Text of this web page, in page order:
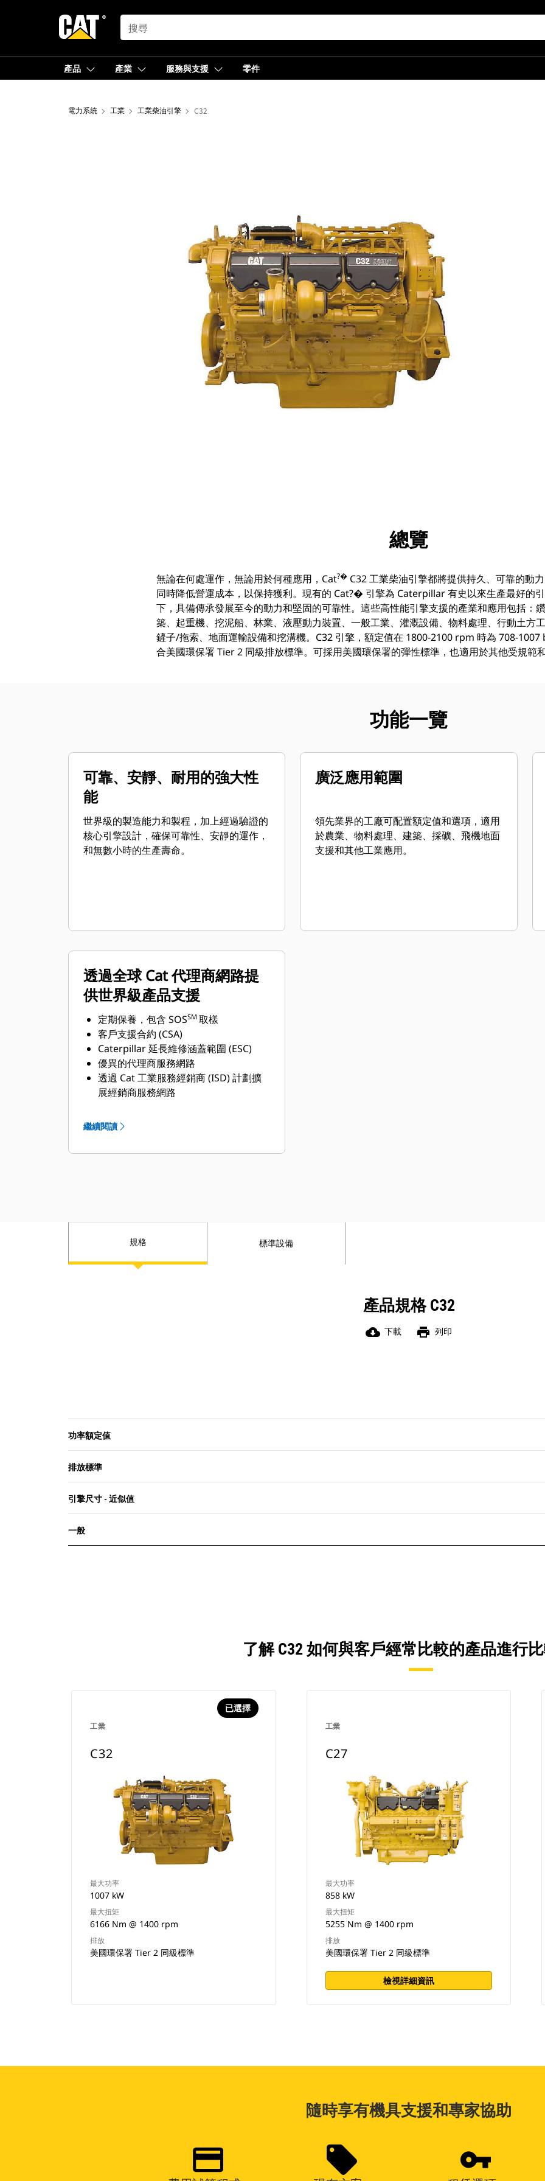
SEARCH
產品 產業 服務與支援 零件
電力系統 工業 工業柴油引擎 C32
導覽總覽
無論在何處運作，無論用於何種應用，Cat?� C32 工業柴油引擎都將提供持久、可靠的動
同時降低營運成本，以保持獲利。現有的 Cat?� 引擎為 Caterpillar 有史以來生產最好的
下，具備傳承發展至今的動力和堅固的可靠性。這些高性能引擎支援的產業和應用包括：
築、起重機、挖泥船、林業、液壓動力裝置、一般工業、灌溉設備、物料處理、行動土方
鏟子/拖索、地面運輸設備和挖溝機。C32 引擎，額定值在 1800-2100 rpm 時為 708-
合美國環保署 Tier 2 同級排放標準。可採用美國環保署的彈性標準，也適用於其他受規範
功能一覽
可靠、安靜、耐用的強大性
能
世界級的製造能力和製程，加上經過驗證的
核心引擎設計，確保可靠性、安靜的運作，
和無數小時的生產壽命。
廣泛應用範圍
領先業界的工廠可配置額定值和選項，適用
於農業、物料處理、建築、採礦、飛機地面
支援和其他工業應用。
透過全球 Cat 代理商網路提
供世界級產品支援
定期保養，包含 SOSSM 取樣
客戶支援合約 (CSA)
Caterpillar 延長維修涵蓋範圍 (ESC)
優異的代理商服務網路
透過 Cat 工業服務經銷商 (ISD) 計劃擴
展經銷商服務網路
繼續閱讀
規格 標準設備
產品規格 C32
cloud_download 下載 print 列印
功率額定值
排放標準
引擎尺寸 - 近似值
一般
了解 C32 如何與客戶經常比較的產品進行
工業
已選擇
C32
最大功率
1007 kW
最大扭矩
6166 Nm @ 1400 rpm
排放
美國環保署 Tier 2 同級標準
工業
C27
最大功率
858 kW
最大扭矩
5255 Nm @ 1400 rpm
排放
美國環保署 Tier 2 同級標準
檢視詳細資訊
隨時享有機具支援和專家協助